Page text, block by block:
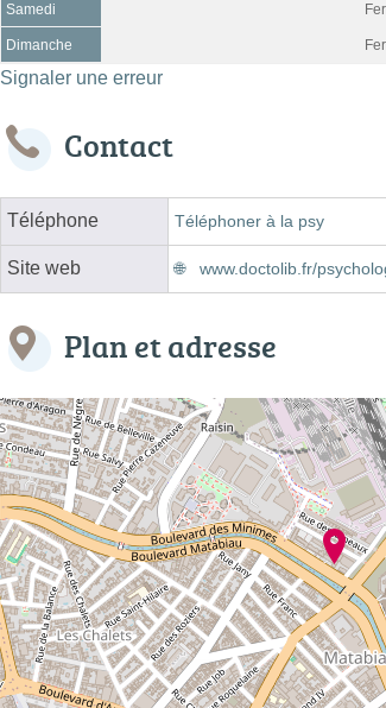
Samedi
Dimanche
Signaler une erreur
Contact
Téléphone Téléphoner à la psy
Site web www.doctolib.fr/
Plan et adresse